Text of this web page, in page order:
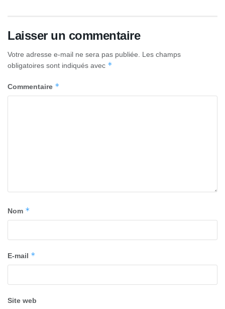
Laisser un commentaire
Votre adresse e-mail ne sera pas publiée. Les champs
obligatoires sont indiqués avec *
Commentaire *
Nom *
E-mail *
Site web